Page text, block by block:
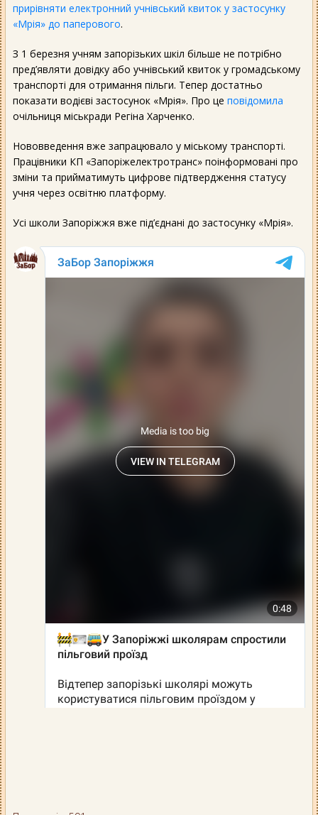
прирівняти електронний учнівський квиток у застосунку
«Мрія» до паперового.
З 1 березня учням запорізьких шкіл більше не потрібно
пред’являти довідку або учнівський квиток у громадському
транспорті для отримання пільги. Тепер достатньо
показати водієві застосунок «Мрія». Про це повідомила
очільниця міськради Регіна Харченко.
Нововведення вже запрацювало у міському транспорті.
Працівники КП «Запоріжелектротранс» поінформовані про
зміни та прийматимуть цифрове підтвердження статусу
учня через освітню платформу.
Усі школи Запоріжжя вже під’єднані до застосунку «Мрія».